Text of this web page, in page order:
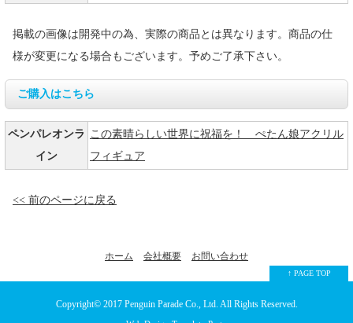
掲載の画像は開発中の為、実際の商品とは異なります。商品の仕
様が変更になる場合もございます。予めご了承下さい。
ご購入はこちら
ペンパレオンラ
イン
この素晴らしい世界に祝福を！ ぺたん娘アクリル
フィギュア
<< 前のページに戻る
ホーム 会社概要 お問い合わせ
↑ PAGE TOP
Copyright© 2017 Penguin Parade Co., Ltd. All Rights Reserved.